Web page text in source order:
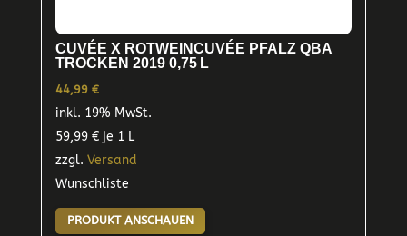
CUVÉE X ROTWEINCUVÉE PFALZ QBA
TROCKEN 2019 0,75 L
44,99 €
inkl. 19% MwSt.
59,99 €je 1 L
zzgl. Versand
Wunschliste
PRODUKT ANSCHAUEN